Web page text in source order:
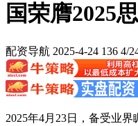
国荣膺2025
配资导航 2025-4-24 136 4/
2025年4月23日，备受业